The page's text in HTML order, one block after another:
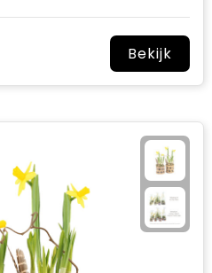
Bekijk